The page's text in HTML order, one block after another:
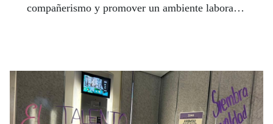
compañerismo y promover un ambiente laboral